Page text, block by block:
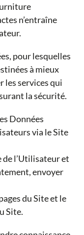
n’entraîne
pour lesquelles
à mieux
les services qui
la sécurité.
Données
via le Site
l’Utilisateur et
envoyer
du Site et le
Site.